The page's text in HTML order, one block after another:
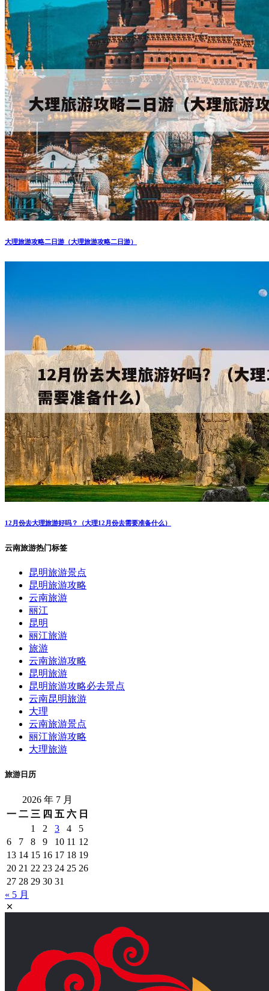
大理旅游攻略二日游（大理旅游攻略二日游）
12月份去大理旅游好吗？（大理12月份去需要准备什么）
云南旅游热门标签
昆明旅游景点
昆明旅游攻略
云南旅游
丽江
昆明
丽江旅游
旅游
云南旅游攻略
昆明旅游
昆明旅游攻略必去景点
云南昆明旅游
大理
云南旅游景点
丽江旅游攻略
大理旅游
旅游日历
2026 年 7 月
一 二 三 四 五 六 日
1
2 3 4
5
6
7 8 9 10 11 12
13 14 15 16 17 18 19
20 21 22 23 24 25 26
27 28 29 30 31
« 5 月